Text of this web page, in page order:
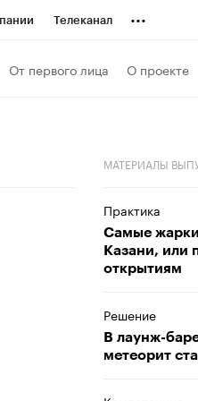
Телеканал ...
От первого лица О проекте
МАТЕРИАЛЫ
Практика
Самые
Казани, или
открытиям
Решение
В лаунж-
метеорит